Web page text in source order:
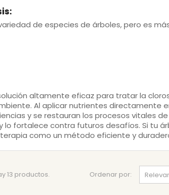
de especies de árboles, pero es
altamente eficaz para tratar la
Al aplicar nutrientes directamente
y se restauran los procesos vitales
lo fortalece contra futuros desafíos. Si tu
como un método eficiente y
13 productos. Ordenar por: